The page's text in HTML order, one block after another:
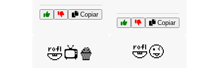
Copiar
Copiar
🤣📺🍿 🤣😜